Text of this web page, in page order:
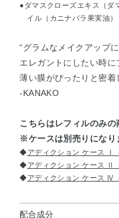
●ダマスクローズエキス（ダ
イル（カニナバラ果実油
“グラムなメイクアップ
エレガントにしたい時に
薄い膜がぴったりと密着
-KANAKO
こちらはレフィルのみの
※ケースは別売りになり
◆アディクション ケース Ⅰ
◆アディクション ケース Ⅱ
◆アディクション ケース Ⅳ
配合成分